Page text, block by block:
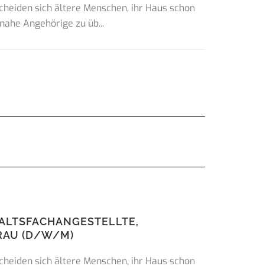
sich ältere Menschen, ihr Haus schon
Angehörige zu üb...
(D/W/M)
sich ältere Menschen, ihr Haus schon